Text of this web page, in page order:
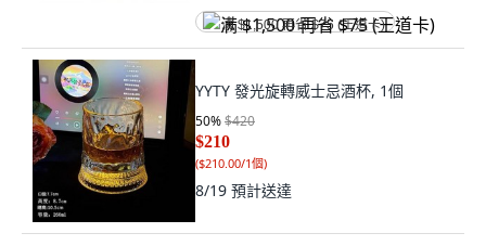
满 $1,500 再省 $75 (王道卡)
YYTY 發光旋轉威士忌酒杯, 1個
50%$420
$210
($210.00/1個)
8/19 預計送達